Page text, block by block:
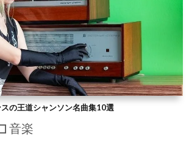
スの王道シャンソン名曲集10選
音楽